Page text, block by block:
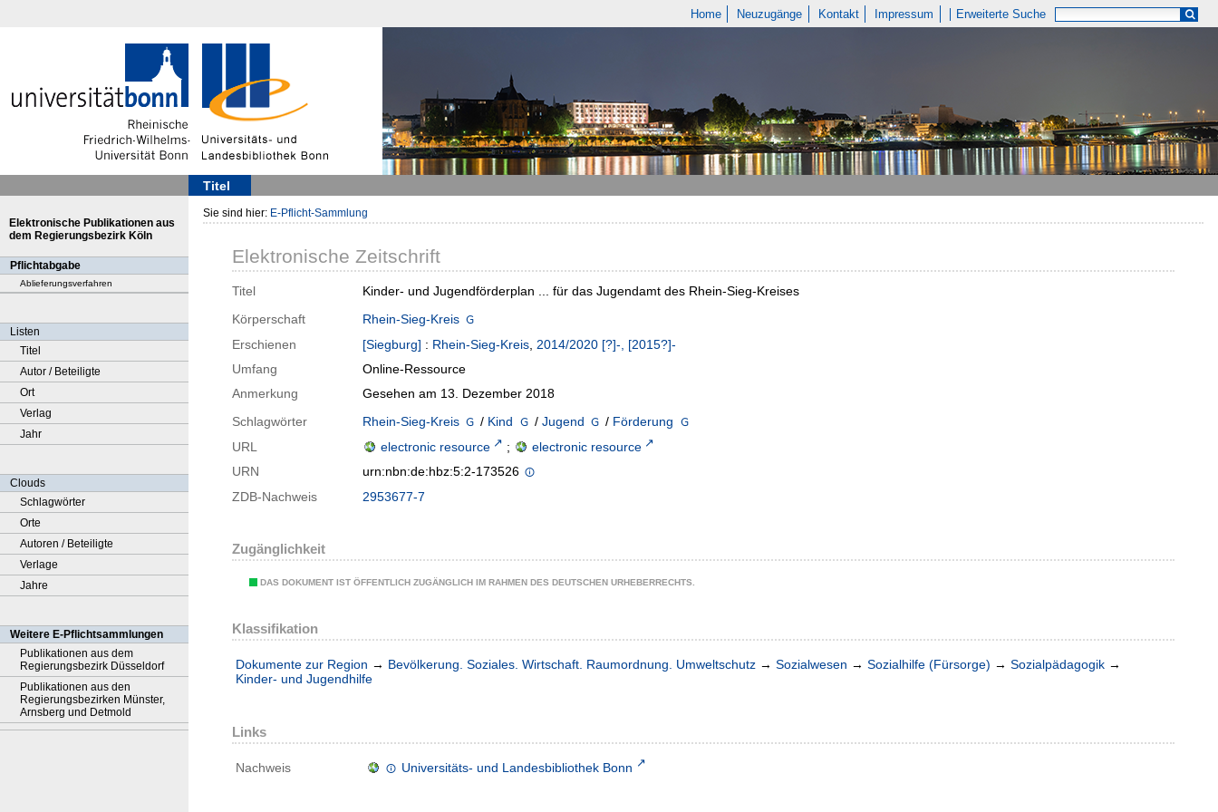
Home Neuzugänge Kontakt Impressum Erweiterte Suche
Titel
Elektronische Publikationen aus
dem Regierungsbezirk Köln
Pflichtabgabe
Ablieferungsverfahren
Listen
Titel
Autor / Beteiligte
Ort
Verlag
Jahr
Clouds
Schlagwörter
Orte
Autoren / Beteiligte
Verlage
Jahre
Weitere E-Pflichtsammlungen
Publikationen aus dem
Regierungsbezirk Düsseldorf
Publikationen aus den
Regierungsbezirken Münster,
Arnsberg und Detmold
Sie sind hier: E-Pflicht-Sammlung
Elektronische Zeitschrift
Titel
Kinder- und Jugendförderplan ... für das Jugendamt des Rhein-Sieg-Kreises
Körperschaft
Rhein-Sieg-Kreis
Erschienen
[Siegburg] : Rhein-Sieg-Kreis, 2014/2020 [?]-, [2015?]-
Umfang
Online-Ressource
Anmerkung
Gesehen am 13. Dezember 2018
Schlagwörter
Rhein-Sieg-Kreis / Kind / Jugend / Förderung
URL
electronic resource ;
electronic resource
URN
urn:nbn:de:hbz:5:2-173526
ZDB-Nachweis
2953677-7
Zugänglichkeit
DAS DOKUMENT IST ÖFFENTLICH ZUGÄNGLICH IM RAHMEN DES DEUTSCHEN URHEBERRECHTS.
Klassifikation
Dokumente zur Region → Bevölkerung. Soziales. Wirtschaft. Raumordnung. Umweltschutz → Sozialwesen → Sozialhilfe (Fürsorge) → Sozialpädagogik →
Kinder- und Jugendhilfe
Links
Nachweis Universitäts- und Landesbibliothek Bonn